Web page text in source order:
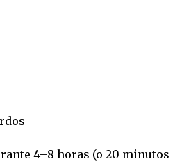
4–8 horas (o 20 minutos